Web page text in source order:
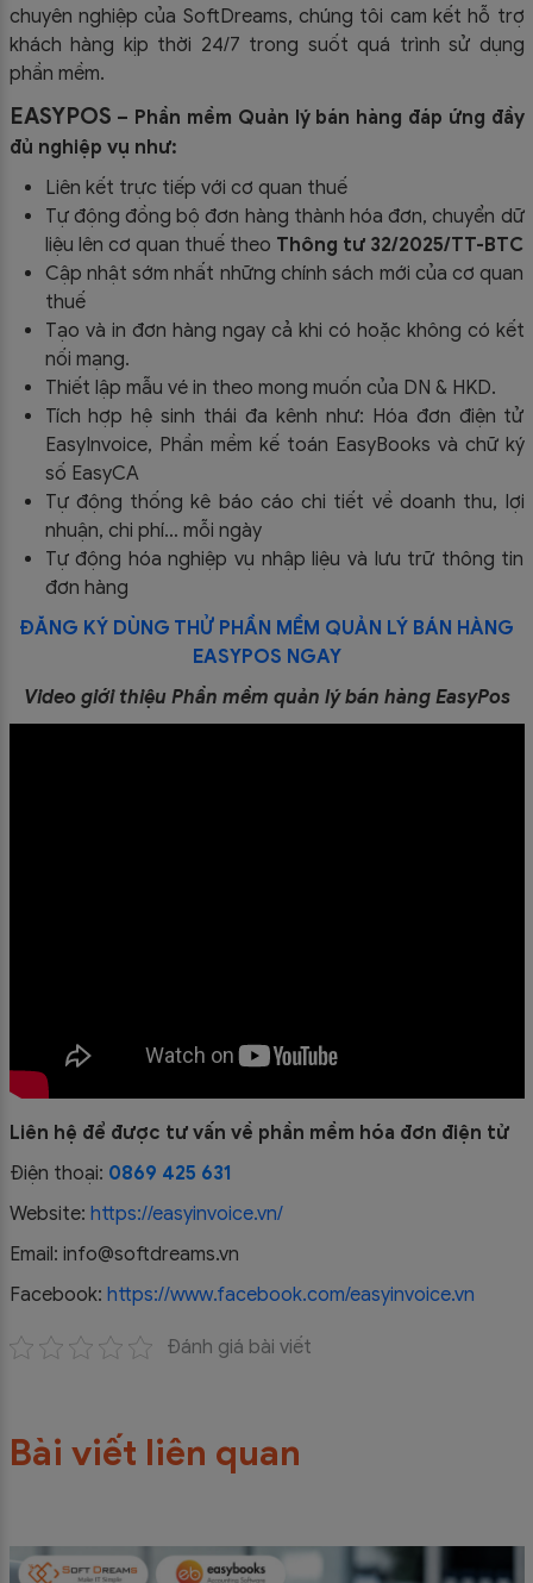
chuyên nghiệp của SoftDreams, chúng tôi cam kết hỗ trợ
khách hàng kịp thời 24/7 trong suốt quá trình sử dụng
phần mềm.
EASYPOS – Phần mềm Quản lý bán hàng đáp ứng đầy
đủ nghiệp vụ như:
Liên kết trực tiếp với cơ quan thuế
Tự động đồng bộ đơn hàng thành hóa đơn, chuyển dữ
liệu lên cơ quan thuế theo Thông tư 32/2025/TT-BTC
Cập nhật sớm nhất những chính sách mới của cơ quan
thuế
Tạo và in đơn hàng ngay cả khi có hoặc không có kết
nối mạng.
Thiết lập mẫu vé in theo mong muốn của DN & HKD.
Tích hợp hệ sinh thái đa kênh như: Hóa đơn điện tử
EasyInvoice, Phần mềm kế toán EasyBooks và chữ ký
số EasyCA
Tự động thống kê báo cáo chi tiết về doanh thu, lợi
nhuận, chi phí… mỗi ngày
Tự động hóa nghiệp vụ nhập liệu và lưu trữ thông tin
đơn hàng
ĐĂNG KÝ DÙNG THỬ PHẦN MỀM QUẢN LÝ BÁN HÀNG
EASYPOS NGAY
Video giới thiệu Phần mềm quản lý bán hàng EasyPos
Liên hệ để được tư vấn về phần mềm hóa đơn điện tử
Điện thoại: 0869 425 631
Website: https://easyinvoice.vn/
Email: info@softdreams.vn
Facebook: https://www.facebook.com/easyinvoice.vn
Đánh giá bài viết
Bài viết liên quan